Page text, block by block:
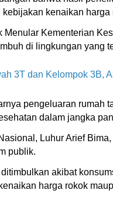
kenaikan harga
Kementerian
di lingkungan yang
3T dan Kelompok 3B,
pengeluaran
dalam jangka
Luhur Arief
publik.
akibat
harga rokok